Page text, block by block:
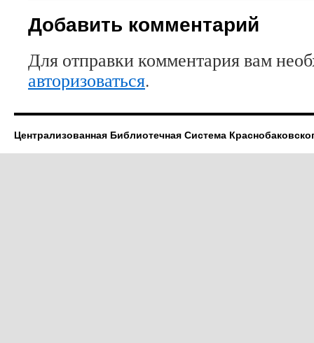
Добавить комментарий
Для отправки комментария вам
авторизоваться.
Централизованная Библиотечная Система